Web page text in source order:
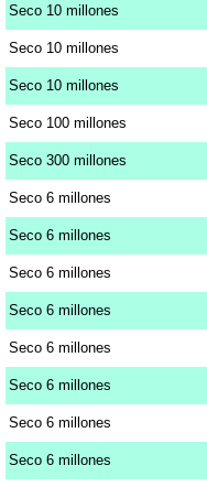
Seco 10 millones
Seco 10 millones
Seco 10 millones
Seco 100 millones
Seco 300 millones
Seco 6 millones
Seco 6 millones
Seco 6 millones
Seco 6 millones
Seco 6 millones
Seco 6 millones
Seco 6 millones
Seco 6 millones